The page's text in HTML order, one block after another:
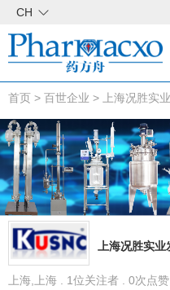
CH
首页 > 百世企业 > 上海况胜实
上海况胜实
上海,上海 . 1位关注者 . 0次点